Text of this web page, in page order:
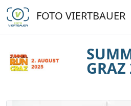
FOTO VIERTBAUER
GRAZ